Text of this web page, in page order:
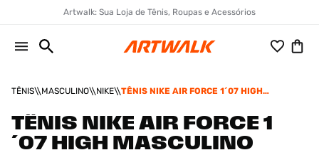
Artwalk: Sua Loja de Tênis, Roupas e Acessórios
TÊNIS MASCULINO NIKE
TÊNIS NIKE AIR FORCE 1´07 HIGH
TÊNIS NIKE AIR FORCE 1
´07 HIGH MASCULINO